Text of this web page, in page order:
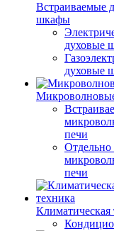
Встраиваемые
шкафы
духовые
духовые
печи
Отдельно
печи
Климатическая